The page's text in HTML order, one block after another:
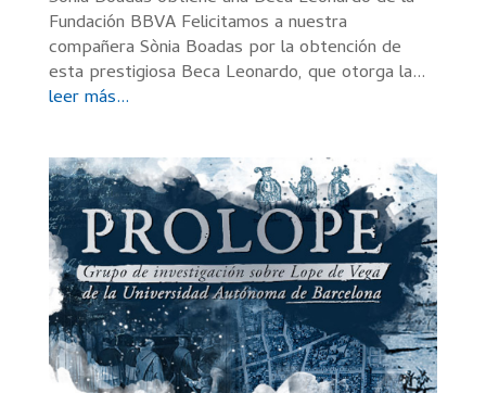
Fundación BBVA Felicitamos a nuestra
compañera Sònia Boadas por la obtención de
esta prestigiosa Beca Leonardo, que otorga la...
leer más...